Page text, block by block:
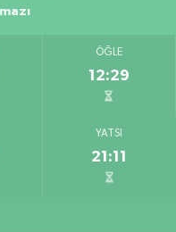
ÖĞLE
12:29
YATSI
21:11